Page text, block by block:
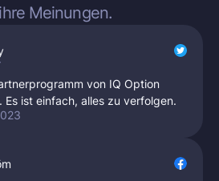
Meinungen.
von IQ Option
ist einfach, alles zu verfolgen.